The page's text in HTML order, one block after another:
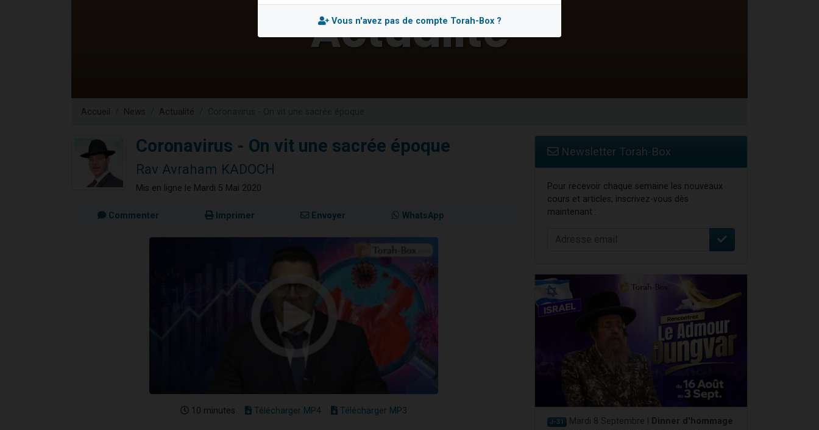
Il reste 49 places pour étudier en groupe sur Zoom
Accueil News Actualité
Coronavirus - On vit une sacrée époque
Rav Avraham KADOCH
Mis en ligne le Mardi 5 Mai 2020
Commenter Imprimer Envoyer WhatsApp
10 minutes Télécharger MP4 Télécharger MP3
Newsletter Torah-Box
Pour recevoir chaque semaine les nouveaux
cours et articles, inscrivez-vous dès
maintenant :
J-31 Mardi 8 Septembre |
Dinner d'hommage
Vous n'avez pas de compte Torah-Box ?